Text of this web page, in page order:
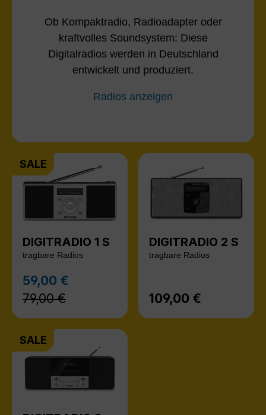
Ob Kompaktradio, Radioadapter oder
kraftvolles Soundsystem: Diese
Digitalradios werden in Deutschland
entwickelt und produziert.
Radios anzeigen
SALE
DIGITRADIO 1 S
tragbare Radios
Verkaufspreis:
59,00 €
79,00 €
DIGITRADIO 2 S
tragbare Radios
Regulärer Preis:
109,00 €
SALE